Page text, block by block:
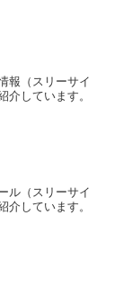
報（スリーサイ
介しています。
ル（スリーサイ
介しています。